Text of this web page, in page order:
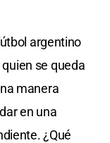
argentino
se queda
manera
en una
¿Qué